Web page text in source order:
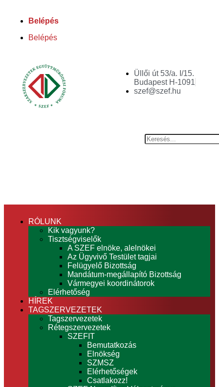
Belépés
Belépés
Üllői út 53/a. I/15.
Budapest H-1091
szef@szef.hu
RÓLUNK
Kik vagyunk?
Tisztségviselők
A SZEF elnöke, alelnökei
Az Ügyvivő Testület tagjai
Felügyelő Bizottság
Mandátum-megállapító Bizottság
Vármegyei koordinátorok
Elérhetőség
HÍREK
TAGSZERVEZETEK
Tagszervezetek
Rétegszervezetek
SZEFIT
Bemutatkozás
Elnökség
SZMSZ
Elérhetőségek
Csatlakozz!